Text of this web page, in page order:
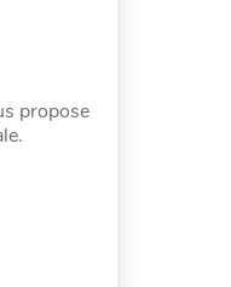
propose